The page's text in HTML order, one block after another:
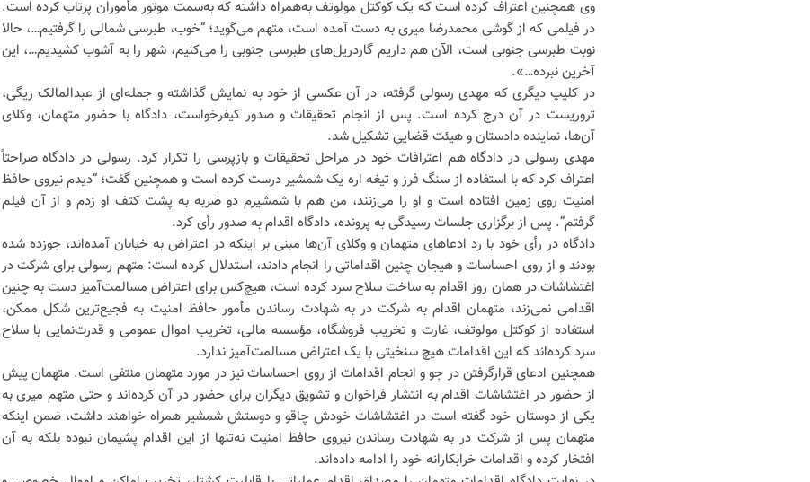
وی همچنین اعتراف کرده است که یک کوکتل مولوتف به‌همراه داشته که به‌سمت موتور مأموران پرتاب کرده است.
در فیلمی که از گوشی محمدرضا میری به دست آمده است، متهم می‌گوید؛ “خوب، طبرسی شمالی را گرفتیم…، حالا
نوبت طبرسی جنوبی است، الآن هم داریم گاردریل‌های طبرسی جنوبی را می‌کنیم، شهر را به آشوب کشیدیم…، این
آخرین نبرده…».
در کلیپ دیگری که مهدی رسولی گرفته، در آن عکسی از خود به نمایش گذاشته و جمله‌ای از عبدالمالک ریگی،
تروریست در آن درج کرده است. پس از انجام تحقیقات و صدور کیفرخواست، دادگاه با حضور متهمان، وکلای
آن‌ها، نماینده دادستان و هیئت قضایی تشکیل شد.
مهدی رسولی در دادگاه هم اعترافات خود در مراحل تحقیقات و بازپرسی را تکرار کرد. رسولی در دادگاه صراحتاً
اعتراف کرد که با استفاده از سنگ فرز و تیغه اره یک شمشیر درست کرده است و همچنین گفت؛ “دیدم نیروی حافظ
امنیت روی زمین افتاده است و او را می‌زنند، من هم با شمشیرم دو ضربه به پشت کتف او زدم و از آن فیلم
گرفتم”. پس از برگزاری جلسات رسیدگی به پرونده، دادگاه اقدام به صدور رأی کرد.
دادگاه در رأی خود با رد ادعاهای متهمان و وکلای آن‌ها مبنی بر اینکه در اعتراض به خیابان آمده‌اند، جوزده شده
بودند و از روی احساسات و هیجان چنین اقداماتی را انجام دادند، استدلال کرده است: متهم رسولی برای شرکت در
اغتشاشات در همان روز اقدام به ساخت سلاح سرد کرده است، هیچ‌کس برای اعتراض مسالمت‌آمیز دست به چنین
اقدامی نمی‌زند، متهمان اقدام به شرکت در به شهادت رساندن مأمور حافظ امنیت به فجیع‌ترین شکل ممکن،
استفاده از کوکتل مولوتف، غارت و تخریب فروشگاه، مؤسسه مالی، تخریب اموال عمومی و قدرت‌نمایی با سلاح
سرد کرده‌اند که این اقدامات هیچ سنخیتی با یک اعتراض مسالمت‌آمیز ندارد.
همچنین ادعای قرارگرفتن در جو و انجام اقدامات از روی احساسات نیز در مورد متهمان منتفی است. متهمان پیش
از حضور در اغتشاشات اقدام به انتشار فراخوان و تشویق دیگران برای حضور در آن کرده‌اند و حتی متهم میری به
یکی از دوستان خود گفته است در اغتشاشات خودش چاقو و دوستش شمشیر همراه خواهند داشت، ضمن اینکه
متهمان پس از شرکت در به شهادت رساندن نیروی حافظ امنیت نه‌تنها از این اقدام پشیمان نبوده بلکه به آن
افتخار کرده‌ و اقدامات خرابکارانه خود را ادامه داده‌اند.